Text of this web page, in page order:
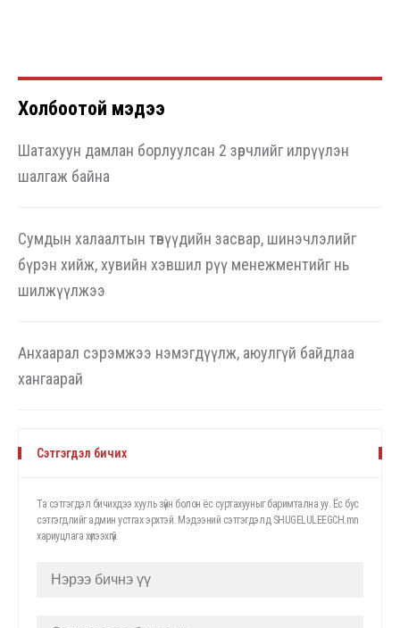
Холбоотой мэдээ
Шатахуун дамлан борлуулсан 2 зөрчлийг илрүүлэн
шалгаж байна
Сумдын халаалтын төвүүдийн засвар, шинэчлэлийг
бүрэн хийж, хувийн хэвшил рүү менежментийг нь
шилжүүлжээ
Анхаарал сэрэмжээ нэмэгдүүлж, аюулгүй байдлаа
хангаарай
Сэтгэгдэл бичих
Та сэтгэгдэл бичихдээ хууль зүйн болон ёс суртахууныг баримтална уу. Ёс бус
сэтгэгдлийг админ устгах эрхтэй. Мэдээний сэтгэгдэлд SHUGELULEEGCH.mn
хариуцлага хүлээхгүй.